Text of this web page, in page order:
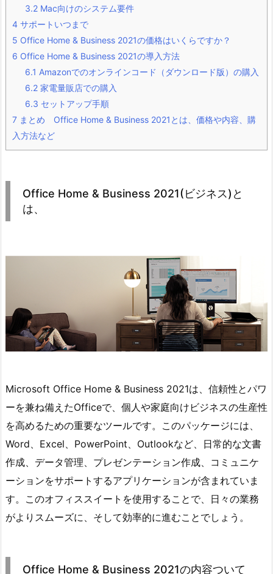
3.2 Mac向けのシステム要件
4 サポートいつまで
5 Office Home & Business 2021の価格はいくらですか？
6 Office Home & Business 2021の導入方法
6.1 Amazonでのオンラインコード（ダウンロード版）の購入
6.2 家電量販店での購入
6.3 セットアップ手順
7 まとめ Office Home & Business 2021とは、価格や内容、購
入方法など
Office Home & Business 2021(ビジネス)と
は、
Microsoft Office Home & Business 2021は、信頼性とパワ
ーを兼ね備えたOfficeで、個人や家庭向けビジネスの生産性
を高めるための重要なツールです。このパッケージには、
Word、Excel、PowerPoint、Outlookなど、日常的な文書
作成、データ管理、プレゼンテーション作成、コミュニケ
ーションをサポートするアプリケーションが含まれていま
す。このオフィススイートを使用することで、日々の業務
がよりスムーズに、そして効率的に進むことでしょう。
Office Home & Business 2021の内容ついて